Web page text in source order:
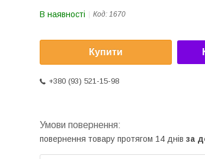
В наявності Код: 1670
Купити
+380 (93) 521-15-98
повернення товару протягом 14 днів за